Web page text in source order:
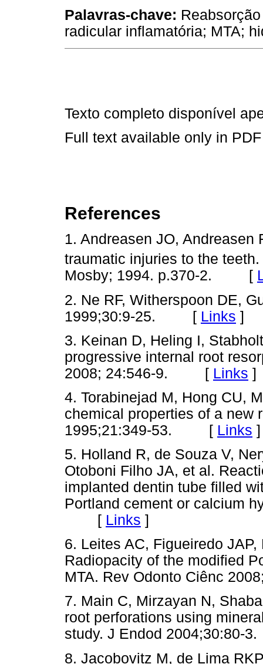
Palavras-chave:
radicular inflamatória; MTA;
Texto completo disponível
Full text available only in
References
1. Andreasen JO, Andreasen
traumatic injuries to the teeth.
Mosby; 1994. p.370-2. [
2. Ne RF, Witherspoon DE,
1999;30:9-25. [ Links ]
3. Keinan D, Heling I,
progressive internal root
2008; 24:546-9. [ Links ]
4. Torabinejad M, Hong CU,
chemical properties of a new
1995;21:349-53. [ Links ]
5. Holland R, de Souza V,
Otoboni Filho JA, et al.
implanted dentin tube filled
Portland cement or calcium
[ Links ]
6. Leites AC, Figueiredo
Radiopacity of the modified
MTA. Rev Odonto Ciênc
7. Main C, Mirzayan N,
root perforations using
study. J Endod
8. Jacobovitz M, de Lima